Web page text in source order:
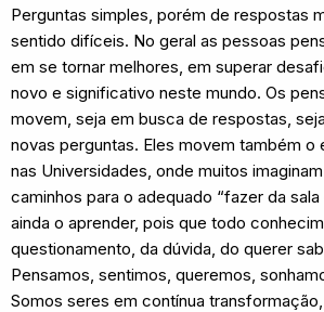
Perguntas simples, porém de respostas
sentido difíceis. No geral as pessoas
em se tornar melhores, em superar
novo e significativo neste mundo. Os
movem, seja em busca de respostas,
novas perguntas. Eles movem também o
nas Universidades, onde muitos
caminhos para o adequado “fazer da
ainda o aprender, pois que todo
questionamento, da dúvida, do querer
Pensamos, sentimos, queremos,
Somos seres em contínua